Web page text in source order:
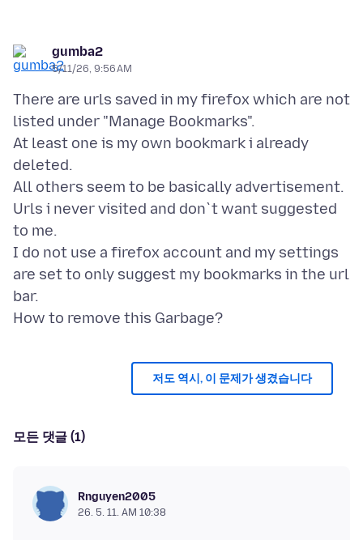
gumba2
5/11/26, 9:56 AM
There are urls saved in my firefox which are not
listed under "Manage Bookmarks".
At least one is my own bookmark i already
deleted.
All others seem to be basically advertisement.
Urls i never visited and don`t want suggested
to me.
I do not use a firefox account and my settings
are set to only suggest my bookmarks in the url
bar.
저도 역시, 이 문제가 생겼습니다
모든 댓글 (1)
Rnguyen2005
26. 5. 11. AM 10:38